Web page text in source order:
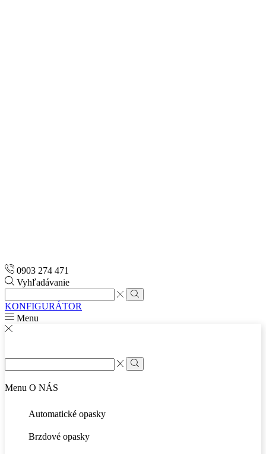
0903 274 471
Vyhľadávanie
Search
input
Search
KONFIGURÁTOR
Menu
Search
input
Search
Menu O NÁS
Automatické opasky
Brzdové opasky